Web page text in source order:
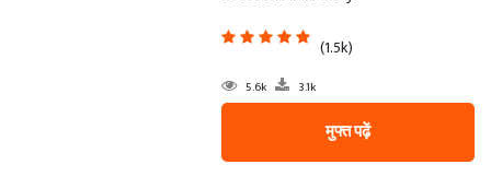
(1.5k)
5.6k 3.1k
मुफ्त पढ़ें